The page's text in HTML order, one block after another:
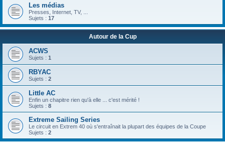
Les médias
Presses, Internet, TV, ...
Sujets : 17
Autour de la Cup
ACWS
Sujets : 1
RBYAC
Sujets : 2
Little AC
Enfin un chapitre rien qu'à elle ... c'est mérité !
Sujets : 8
Extreme Sailing Series
Le circuit en Extrem 40 où s'entraînait la plupart des équipes de la Coupe
Sujets : 2